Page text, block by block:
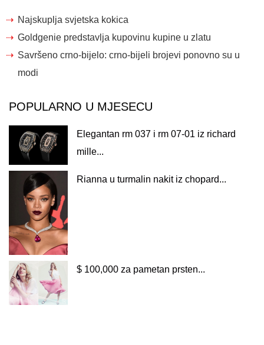
Najskuplja svjetska kokica
Goldgenie predstavlja kupovinu kupine u zlatu
Savršeno crno-bijelo: crno-bijeli brojevi ponovno su u
modi
POPULARNO U MJESECU
Elegantan rm 037 i rm 07-01 iz richard
mille...
Rianna u turmalin nakit iz chopard...
$ 100,000 za pametan prsten...